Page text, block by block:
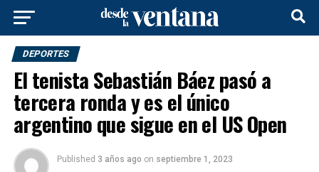
DEPORTES
El tenista Sebastián Báez pasó a
tercera ronda y es el único
argentino que sigue en el US Open
Published 3 años ago on septiembre 1, 2023